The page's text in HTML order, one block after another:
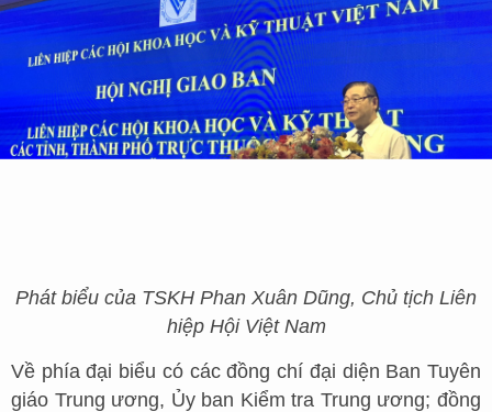
Phát biểu của TSKH Phan Xuân Dũng, Chủ tịch Liên
hiệp Hội Việt Nam
Về phía đại biểu có các đồng chí đại diện Ban Tuyên
giáo Trung ương, Ủy ban Kiểm tra Trung ương; đồng